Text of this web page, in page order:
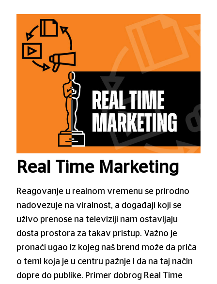
Real Time Marketing
Reagovanje u realnom vremenu se prirodno
nadovezuje na viralnost, a događaji koji se
uživo prenose na televiziji nam ostavljaju
dosta prostora za takav pristup. Važno je
pronaći ugao iz kojeg naš brend može da priča
o temi koja je u centru pažnje i da na taj način
dopre do publike. Primer dobrog Real Time